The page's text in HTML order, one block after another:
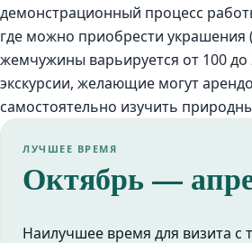
демонстрационный процесс
где можно приобрести украшения
жемчужины варьируется от 100
экскурсии, желающие могут
самостоятельно изучить
ЛУЧШЕЕ ВРЕМЯ
Октябрь —
Наилучшее время для визита с